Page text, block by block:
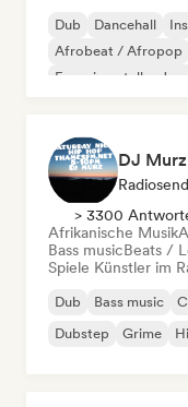
Dub Dancehall
Afrobeat / Afropop
Experimenteller Jazz
DJ Murz
> 3300
Afrikanische Musik
Bass musicBeats /
Spiele Künstler im
Dub Bass music
Dubstep
Grime